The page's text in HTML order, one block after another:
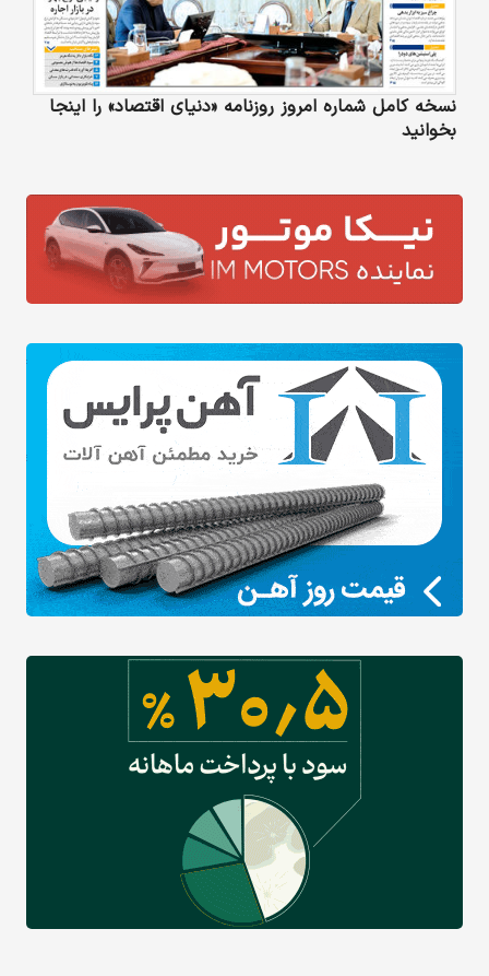
نسخه کامل شماره امروز روزنامه «دنیای‌ اقتصاد» را اینجا
بخوانید